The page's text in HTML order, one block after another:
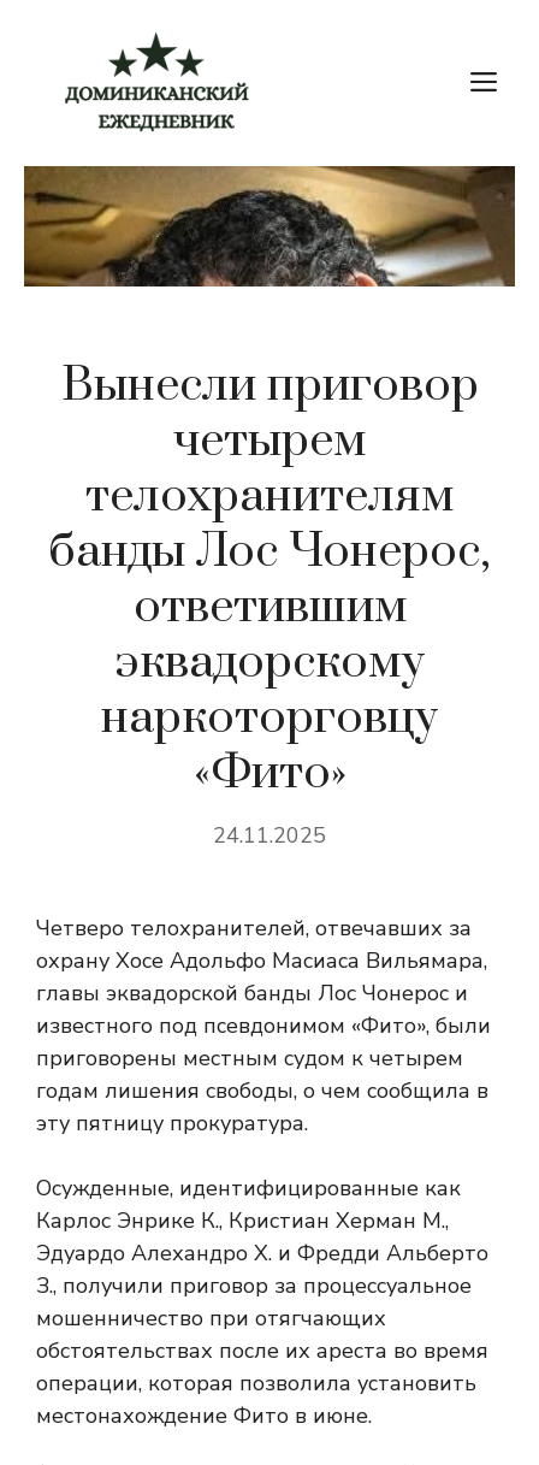
содержимому
Вынесли приговор
четырем
телохранителям
банды Лос Чонерос,
ответившим
эквадорскому
наркоторговцу
«Фито»
24.11.2025
Четверо телохранителей, отвечавших за
охрану Хосе Адольфо Масиаса Вильямара,
главы эквадорской банды Лос Чонерос и
известного под псевдонимом «Фито», были
приговорены местным судом к четырем
годам лишения свободы, о чем сообщила в
эту пятницу прокуратура.
Осужденные, идентифицированные как
Карлос Энрике К., Кристиан Херман М.,
Эдуардо Алехандро Х. и Фредди Альберто
З., получили приговор за процессуальное
мошенничество при отягчающих
обстоятельствах после их ареста во время
операции, которая позволила установить
местонахождение Фито в июне.